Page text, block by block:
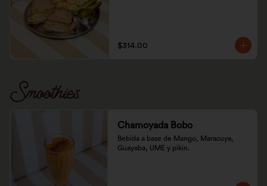
$314.00
Smoothies
Chamoyada Bobo
Bebida a base de Mango, Maracuya,
Guayaba, UME y pikin.